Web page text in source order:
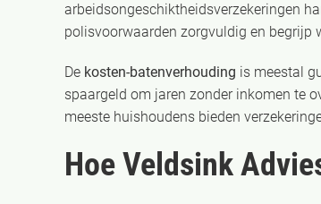
arbeidsongeschiktheidsverzekeringen
polisvoorwaarden zorgvuldig en begrijp
De kosten-batenverhouding is meestal
spaargeld om jaren zonder inkomen te
meeste huishoudens bieden
Hoe Veldsink